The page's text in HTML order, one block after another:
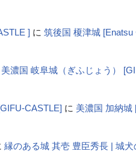
] に 筑後国 榎津城 [Enatsu
美濃国 岐阜城（ぎふじょう）
CASTLE] に 美濃国 加納城
縁のある城 其壱 豊臣秀長 | 城